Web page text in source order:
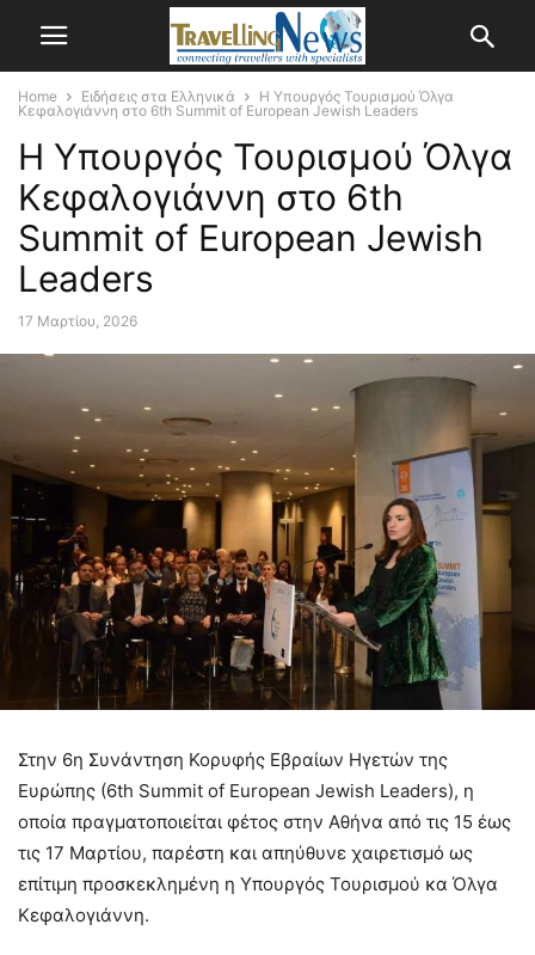
Home Ειδήσεις στα Ελληνικά
Η Υπουργός Τουρισμού Όλγα
Κεφαλογιάννη στο 6th Summit of European Jewish Leaders
Η Υπουργός Τουρισμού Όλγα
Κεφαλογιάννη στο 6th
Summit of European Jewish
Leaders
17 Μαρτίου, 2026
Στην 6η Συνάντηση Κορυφής Εβραίων Ηγετών της
Ευρώπης (6th Summit of European Jewish Leaders), η
οποία πραγματοποιείται φέτος στην Αθήνα από τις 15 έως
τις 17 Μαρτίου, παρέστη και απηύθυνε χαιρετισμό ως
επίτιμη προσκεκλημένη η Υπουργός Τουρισμού κα Όλγα
Κεφαλογιάννη.